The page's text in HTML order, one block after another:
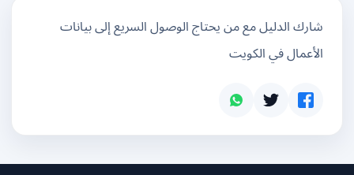
شارك الدليل مع من يحتاج الوصول السريع إلى بيانات
الأعمال في الكويت